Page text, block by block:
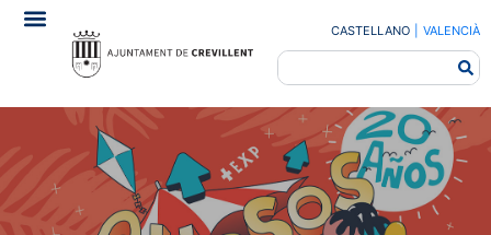
CASTELLANO VALENCIÀ